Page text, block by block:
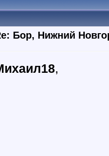
Бор, Нижний
,